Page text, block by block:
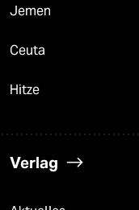
Jemen
Ceuta
Hitze
Verlag